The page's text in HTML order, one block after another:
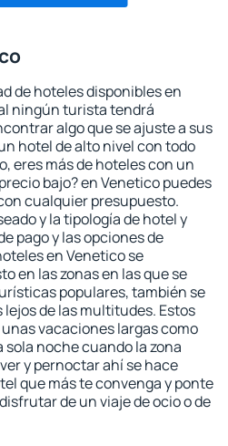
de hoteles disponibles en
ningún turista tendrá
algo que se ajuste a sus
hotel de alto nivel con todo
eres más de hoteles con un
bajo? en Venetico puedes
cualquier presupuesto.
y la tipología de hotel y
pago y las opciones de
en Venetico se
en las zonas en las que se
populares, también se
de las multitudes. Estos
vacaciones largas como
noche cuando la zona
y pernoctar ahí se hace
que más te convenga y ponte
de un viaje de ocio o de